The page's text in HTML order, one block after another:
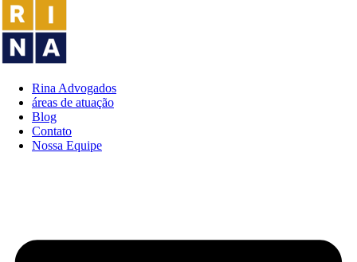
Rina Advogados
áreas de atuação
Blog
Contato
Nossa Equipe